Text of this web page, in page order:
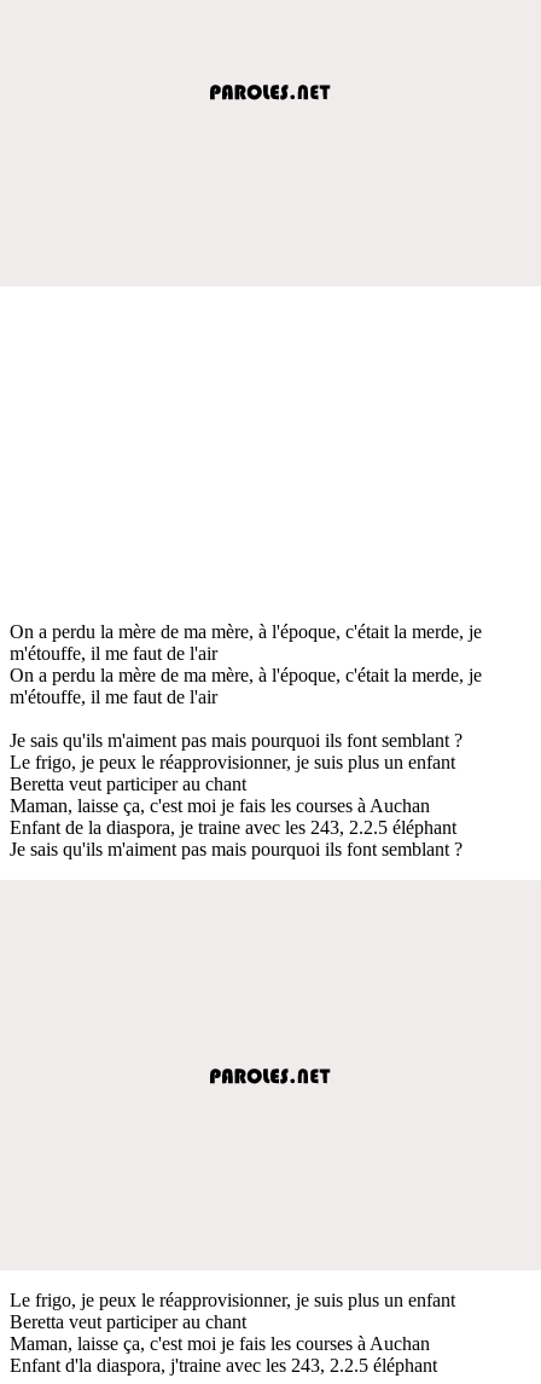
On a perdu la mère de ma mère, à l'époque, c'était la merde, je
m'étouffe, il me faut de l'air
On a perdu la mère de ma mère, à l'époque, c'était la merde, je
m'étouffe, il me faut de l'air
Je sais qu'ils m'aiment pas mais pourquoi ils font semblant ?
Le frigo, je peux le réapprovisionner, je suis plus un enfant
Beretta veut participer au chant
Maman, laisse ça, c'est moi je fais les courses à Auchan
Enfant de la diaspora, je traine avec les 243, 2.2.5 éléphant
Je sais qu'ils m'aiment pas mais pourquoi ils font semblant ?
Le frigo, je peux le réapprovisionner, je suis plus un enfant
Beretta veut participer au chant
Maman, laisse ça, c'est moi je fais les courses à Auchan
Enfant d'la diaspora, j'traine avec les 243, 2.2.5 éléphant